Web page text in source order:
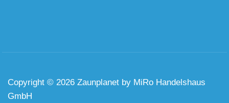
Copyright © 2026 Zaunplanet by MiRo Handelshaus
GmbH